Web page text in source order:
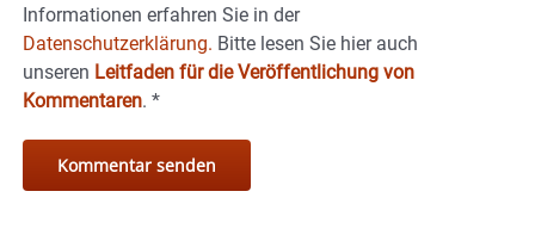
Informationen erfahren Sie in der
Datenschutzerklärung. Bitte lesen Sie hier auch
unseren Leitfaden für die Veröffentlichung von
Kommentaren. *